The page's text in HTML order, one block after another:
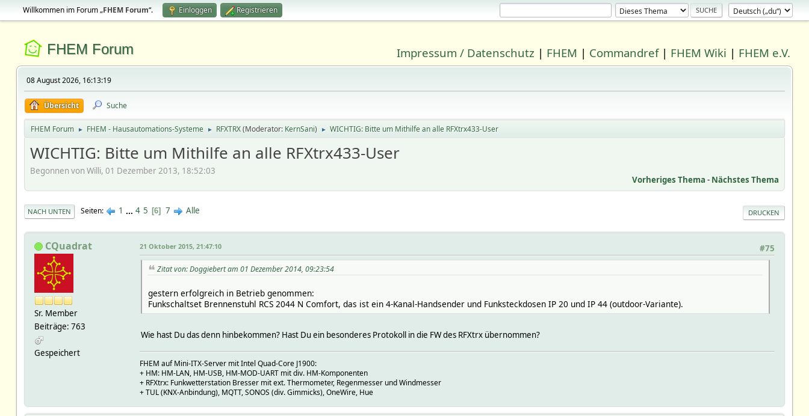
Willkommen im Forum „FHEM Forum“. Einloggen Registrieren
FHEM Forum Impressum / Datenschutz | FHEM | Commandref| FHEM Wiki | FHEM e.V.
08 August 2026, 16:13:19
Übersicht Suche
FHEM Forum ► FHEM - Hausautomations-Systeme ► RFXTRX(Moderator: KernSani) ► WICHTIG: Bitte um Mithilfe an alle RFXtrx433-User
WICHTIG: Bitte um Mithilfe an alle RFXtrx433-User
Begonnen von Willi, 01 Dezember 2013, 18:52:03
Vorheriges Thema - Nächstes Thema
DRUCKEN
NACH UNTEN Seiten 1 ... 4 5 6 7 Alle
CQuadrat
Sr. Member
Beiträge: 763
Gespeichert
#75
21 Oktober 2015, 21:47:10
Zitat von: Doggiebert am 01 Dezember 2014, 09:23:54
gestern erfolgreich in Betrieb genommen:
Funkschaltset Brennenstuhl RCS 2044 N Comfort, das ist ein 4-Kanal-Handsender und Funksteckdosen IP 20 und IP 44 (outdoor-Variante).
Wie hast Du das denn hinbekommen? Hast Du ein besonderes Protokoll in die FW des RFXtrx übernommen?
FHEM auf Mini-ITX-Server mit Intel Quad-Core J1900:
+ HM: HM-LAN, HM-USB, HM-MOD-UART mit div. HM-Komponenten
+ RFXtrx: Funkwetterstation Bresser mit ext. Thermometer, Regenmesser und Windmesser
+ TUL (KNX-Anbindung), MQTT, SONOS (div. Gimmicks), OneWire, Hue